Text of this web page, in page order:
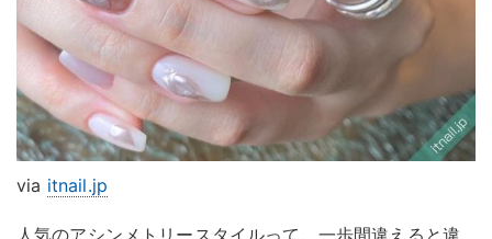
via itnail.jp